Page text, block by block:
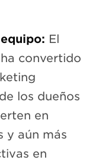
El
convertido
de los dueños
en
y aún más
en